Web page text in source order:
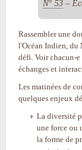
N° 53 –
Rassembler une
l'Océan Indien, du
défi. Voir chacun-
échanges et
Les matinées de
quelques enjeux
La diversité
une force ou
la forme de